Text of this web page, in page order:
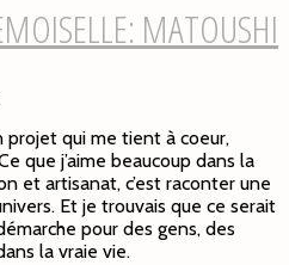
MATOUSHI
projet qui me tient à coeur,
que j’aime beaucoup dans la
et artisanat, c’est raconter une
Et je trouvais que ce serait
pour des gens, des
la vraie vie.